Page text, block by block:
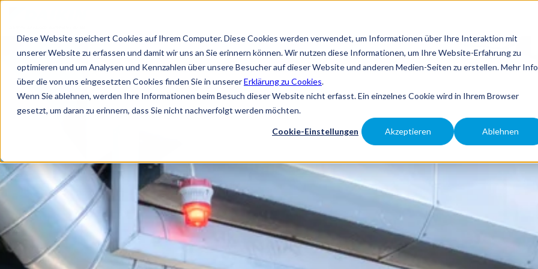
Diese Website speichert Cookies auf Ihrem Computer. Diese Cookies werden verwendet, um Informationen über Ihre Interaktion mit
unserer Website zu erfassen und damit wir uns an Sie erinnern können. Wir nutzen diese Informationen, um Ihre Website-Erfahrung zu
optimieren und um Analysen und Kennzahlen über unsere Besucher auf dieser Website und anderen Medien-Seiten zu erstellen. Mehr
über die von uns eingesetzten Cookies finden Sie in unsererErklärung zu Cookies.
Wenn Sie ablehnen, werden Ihre Informationen beim Besuch dieser Website nicht erfasst. Ein einzelnes Cookie wird in Ihrem Browser
gesetzt, um daran zu erinnern, dass Sie nicht nachverfolgt werden möchten.
Cookie-Einstellungen Akzeptieren Ablehnen